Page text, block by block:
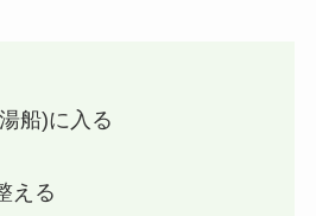
船)に入る
える